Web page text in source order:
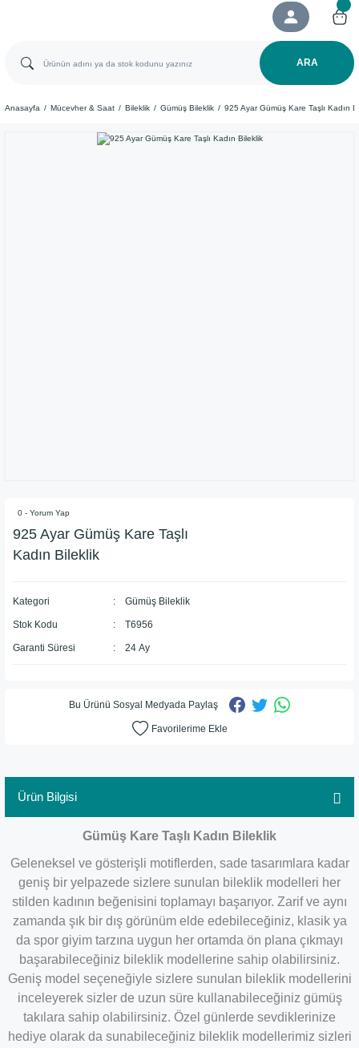
ARA
Anasayfa Mücevher & Saat Bileklik Gümüş Bileklik 925 Ayar Gümüş Kare Taşlı Kadın
0 - Yorum Yap
925 Ayar Gümüş Kare Taşlı
Kadın Bileklik
Kategori Gümüş Bileklik
Stok Kodu T6956
Garanti Süresi 24 Ay
Bu Ürünü Sosyal Medyada Paylaş
Ürün Bilgisi
Gümüş Kare Taşlı Kadın Bileklik
Geleneksel ve gösterişli motiflerden, sade tasarımlara kadar
geniş bir yelpazede sizlere sunulan bileklik modelleri her
stilden kadının beğenisini toplamayı başarıyor. Zarif ve aynı
zamanda şık bir dış görünüm elde edebileceğiniz, klasik ya
da spor giyim tarzına uygun her ortamda ön plana çıkmayı
başarabileceğiniz bileklik modellerine sahip olabilirsiniz.
Geniş model seçeneğiyle sizlere sunulan bileklik modellerini
inceleyerek sizler de uzun süre kullanabileceğiniz gümüş
takılara sahip olabilirsiniz. Özel günlerde sevdiklerinize
hediye olarak da sunabileceğiniz bileklik modellerimiz sizleri